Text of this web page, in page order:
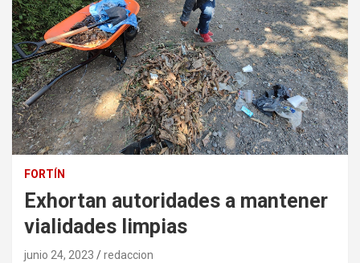
FORTÍN
Exhortan autoridades a mantener
vialidades limpias
junio 24, 2023 redaccion